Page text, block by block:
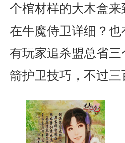
个棺材样的大木盒
在牛魔侍卫详细？
有玩家追杀盟总省
箭护卫技巧，不过三